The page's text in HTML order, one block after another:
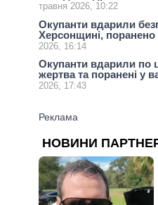
травня 2026, 10:22
Окупанти вдарили
Херсонщині, поранено
2026, 16:14
Окупанти вдарили по
жертва та поранені у
2026, 17:43